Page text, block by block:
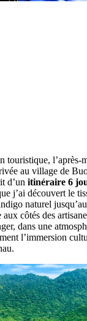
touristique, l’après-
au village de
d’un itinéraire 6
j’ai découvert le
naturel
côtés des
dans une
l’immersion